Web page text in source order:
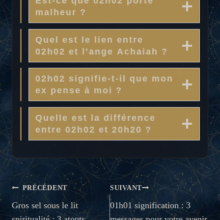
malheur ?
Quel est le lien entre
02h02 et l’ange Achaiah ?
02h02 signifie-t-il que mon
ex pense à moi ?
Quelle est la différence
entre 02h02 et 20h20 ?
NAVIGATION
DE
PRÉCÉDENT
Gros sel sous le lit
SUIVANT
01h01 signification : 3